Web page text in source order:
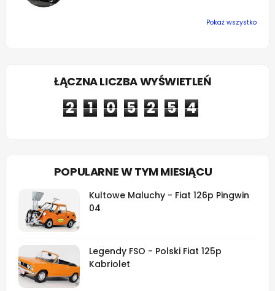
Pokaż wszystko
ŁĄCZNA LICZBA WYŚWIETLEŃ
2 1 0 5 2 5 4
POPULARNE W TYM MIESIĄCU
Kultowe Maluchy - Fiat 126p Pingwin
04
Legendy FSO - Polski Fiat 125p
Kabriolet